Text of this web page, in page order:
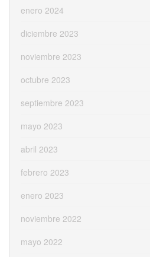
enero 2024
diciembre 2023
noviembre 2023
octubre 2023
septiembre 2023
mayo 2023
abril 2023
febrero 2023
enero 2023
noviembre 2022
mayo 2022